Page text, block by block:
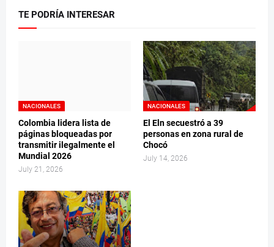
TE PODRÍA INTERESAR
NACIONALES
Colombia lidera lista de
páginas bloqueadas por
transmitir ilegalmente el
Mundial 2026
July 21, 2026
NACIONALES
El Eln secuestró a 39
personas en zona rural de
Chocó
July 14, 2026